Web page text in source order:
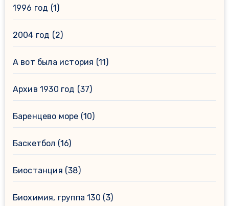
1996 год (1)
2004 год (2)
А вот была история (11)
Архив 1930 год (37)
Баренцево море (10)
Баскетбол (16)
Биостанция (38)
Биохимия, группа 130 (3)